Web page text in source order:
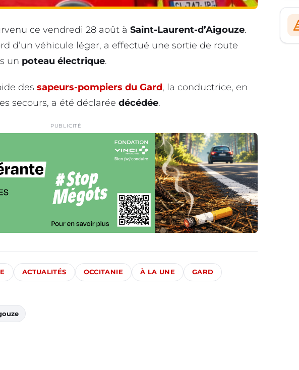
ce vendredi 28 août à Saint-Laurent-d’Aigouze.
d’un véhicule léger, a effectué une sortie de route
un poteau électrique.
des sapeurs-pompiers du Gard, la conductrice, en
secours, a été déclarée décédée.
PUBLICITÉ
ACTUALITÉS OCCITANIE À LA UNE GARD